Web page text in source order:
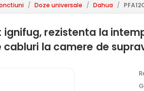
/ Doze universale / Dahua /
rezistenta la
la camere de